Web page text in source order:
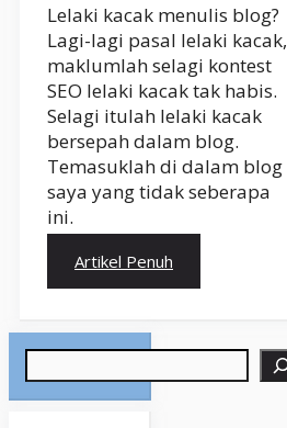
Lelaki kacak menulis blog?
Lagi-lagi pasal lelaki kacak,
maklumlah selagi kontest
SEO lelaki kacak tak habis.
Selagi itulah lelaki kacak
bersepah dalam blog.
Temasuklah di dalam blog
saya yang tidak seberapa
ini.
Artikel Penuh
Search